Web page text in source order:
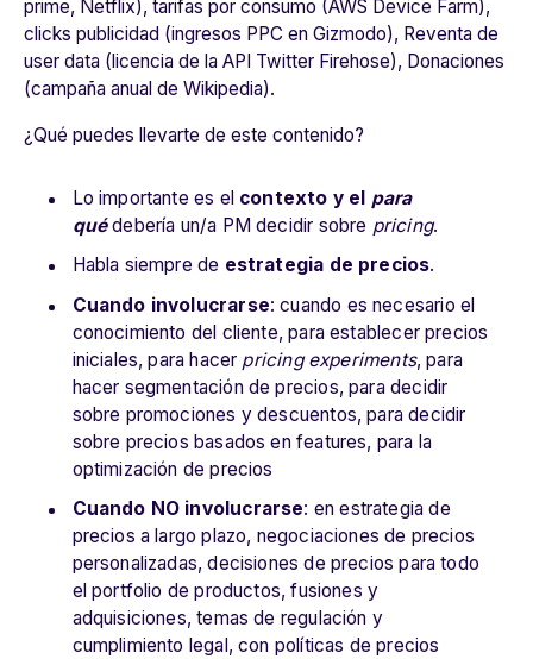
prime, Netflix), tarifas por consumo (AWS Device Farm),
clicks publicidad (ingresos PPC en Gizmodo), Reventa de
user data (licencia de la API Twitter Firehose), Donaciones
(campaña anual de Wikipedia).
¿Qué puedes llevarte de este contenido?
Lo importante es el contexto y el para
qué debería un/a PM decidir sobre pricing.
Habla siempre de estrategia de precios.
Cuando involucrarse: cuando es necesario el
conocimiento del cliente, para establecer precios
iniciales, para hacer pricing experiments, para
hacer segmentación de precios, para decidir
sobre promociones y descuentos, para decidir
sobre precios basados en features, para la
optimización de precios
Cuando NO involucrarse: en estrategia de
precios a largo plazo, negociaciones de precios
personalizadas, decisiones de precios para todo
el portfolio de productos, fusiones y
adquisiciones, temas de regulación y
cumplimiento legal, con políticas de precios